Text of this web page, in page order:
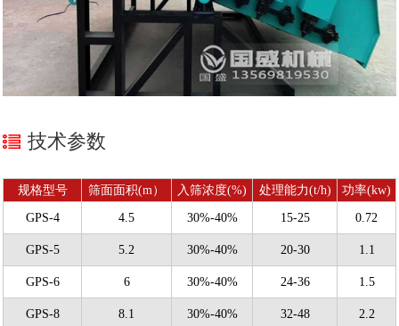
技术参数
规格型号 筛面面积(m） 入筛浓度(%) 处理能力(t/h) 功率(kw)
GPS-4 4.5 30%-40% 15-25 0.72
GPS-5 5.2 30%-40% 20-30 1.1
GPS-6 6 30%-40% 24-36 1.5
GPS-8 8.1 30%-40% 32-48
2.2